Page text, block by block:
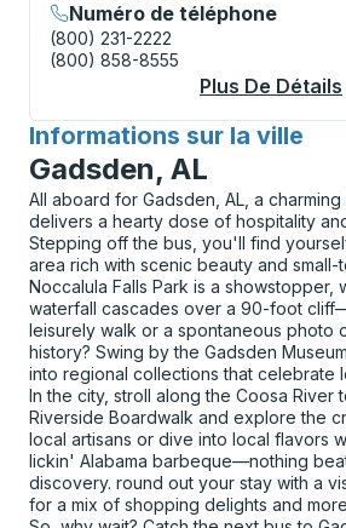
Numéro de téléphone
(800) 231-2222
(800) 858-8555
Plus De Détails
Informations sur la ville
pour
Gadsden, AL
All aboard for Gadsden, AL, a
delivers a hearty dose of hospitality
Stepping off the bus, you'll find
area rich with scenic beauty and small-
Noccalula Falls Park is a showstopper,
waterfall cascades over a 90-foot
leisurely walk or a spontaneous photo
history? Swing by the Gadsden
into regional collections that celebrate
In the city, stroll along the Coosa River
Riverside Boardwalk and explore the
local artisans or dive into local flavors
lickin' Alabama barbeque—nothing
discovery. round out your stay with a
for a mix of shopping delights and